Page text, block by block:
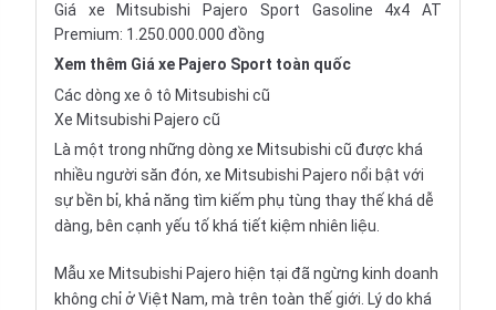
Giá xe Mitsubishi Pajero Sport Gasoline 4x4 AT
Premium: 1.250.000.000 đồng
Xem thêm Giá xe Pajero Sport toàn quốc
Các dòng xe ô tô Mitsubishi cũ
Xe Mitsubishi Pajero cũ
Là một trong những dòng xe Mitsubishi cũ được khá
nhiều người săn đón, xe Mitsubishi Pajero nổi bật với
sự bền bỉ, khả năng tìm kiếm phụ tùng thay thế khá dễ
dàng, bên cạnh yếu tố khá tiết kiệm nhiên liệu.
Mẫu xe Mitsubishi Pajero hiện tại đã ngừng kinh doanh
không chỉ ở Việt Nam, mà trên toàn thế giới. Lý do khá